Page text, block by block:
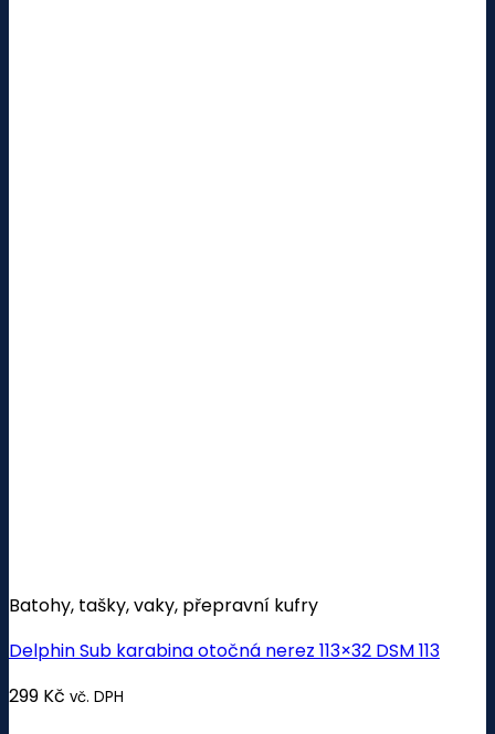
Batohy, tašky, vaky, přepravní kufry
Delphin Sub karabina otočná nerez 113×32 DSM 113
299 Kč vč. DPH